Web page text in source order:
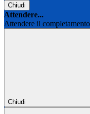
Chiudi
Attendere...
Attendere il
Chiudi